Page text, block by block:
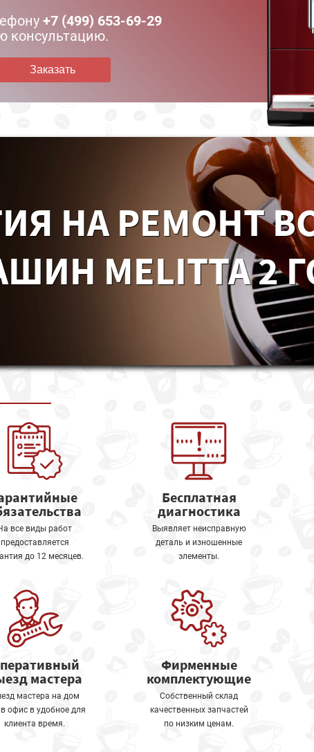
+7 (499) 653-69-29
консультацию.
Заказать
НА РЕМОНТ
MELITTA 2
все виды работ
предоставляется
до 12 месяцев.
Бесплатная
диагностика
Выявляет неисправную
деталь и изношенные
элементы.
мастера
мастера на дом
офис в удобное для
клиента время.
Фирменные
комплектующие
Собственный склад
качественных запчастей
по низким ценам.